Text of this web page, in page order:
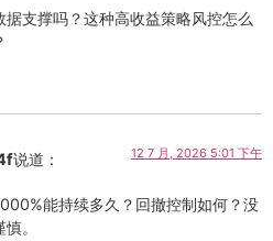
支撑吗？这种高收益策略风控怎么
说道： 12 7 月, 2026 5:01 下午
能持续多久？回撤控制如何？没
。